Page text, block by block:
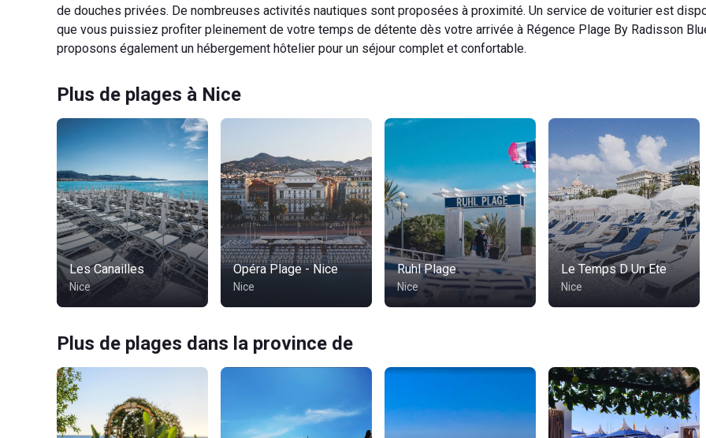
de douches privées. De nombreuses activités nautiques sont proposées à proximité. Un service de voiturier est
que vous puissiez profiter pleinement de votre temps de détente dès votre arrivée à Régence Plage By Radisson
proposons également un hébergement hôtelier pour un séjour complet et confortable.
Plus de plages à Nice
Les Canailles
Nice
Opéra Plage - Nice
Nice
Ruhl Plage
Nice
Le Temps D Un Ete
Nice
Plus de plages dans la province de